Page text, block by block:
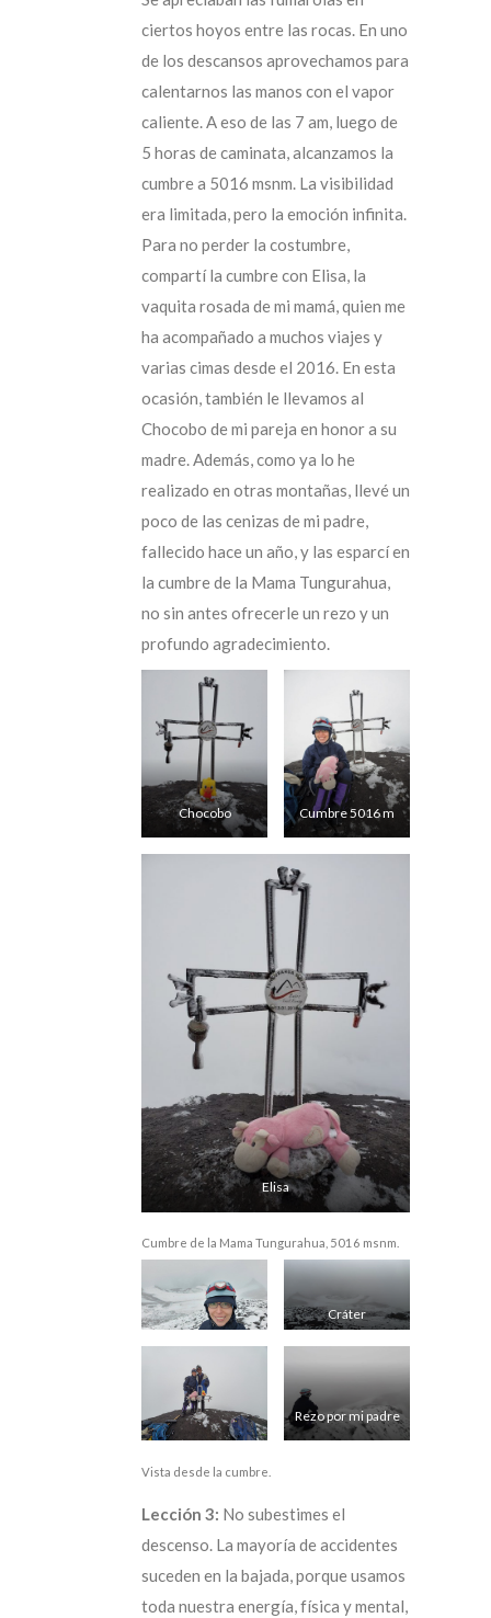
ciertos hoyos entre las rocas. En uno
de los descansos aprovechamos para
calentarnos las manos con el vapor
caliente. A eso de las 7 am, luego de
5 horas de caminata, alcanzamos la
cumbre a 5016 msnm. La visibilidad
era limitada, pero la emoción infinita.
Para no perder la costumbre,
compartí la cumbre con Elisa, la
vaquita rosada de mi mamá, quien me
ha acompañado a muchos viajes y
varias cimas desde el 2016. En esta
ocasión, también le llevamos al
Chocobo de mi pareja en honor a su
madre. Además, como ya lo he
realizado en otras montañas, llevé un
poco de las cenizas de mi padre,
fallecido hace un año, y las esparcí en
la cumbre de la Mama Tungurahua,
no sin antes ofrecerle un rezo y un
profundo agradecimiento.
Chocobo Cumbre 5016 m
Elisa
Cumbre de la Mama Tungurahua, 5016 msnm.
Cráter
Rezo por mi padre
Vista desde la cumbre.
Lección 3: No subestimes el
descenso. La mayoría de accidentes
suceden en la bajada, porque usamos
toda nuestra energía, física y mental,